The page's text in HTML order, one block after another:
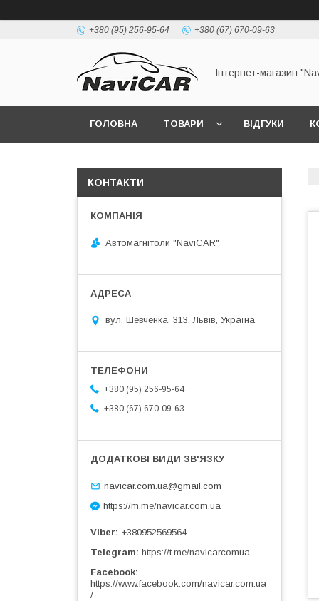
+380 (95) 256-95-64 +380 (67) 670-09-63
Інтернет-магазин
ГОЛОВНА ТОВАРИ ВІДГУКИ
КОНТАКТИ
Автомагнітоли "NaviCAR"
вул. Шевченка, 313, Львів, Україна
+380 (95) 256-95-64
+380 (67) 670-09-63
navicar.com.ua@gmail.com
https://m.me/navicar.com.ua
Viber
+380952569564
Telegram https://t.me/navicarcomua
Facebook
https://www.facebook.com/navicar.com.ua
/